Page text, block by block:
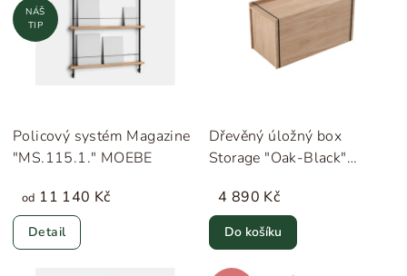
NÁŠ
TIP
Policový systém Magazine
"MS.115.1." MOEBE
od 11 140 Kč
Detail
Dřevěný úložný box
Storage "Oak-Black"
4 890 Kč
Do košíku